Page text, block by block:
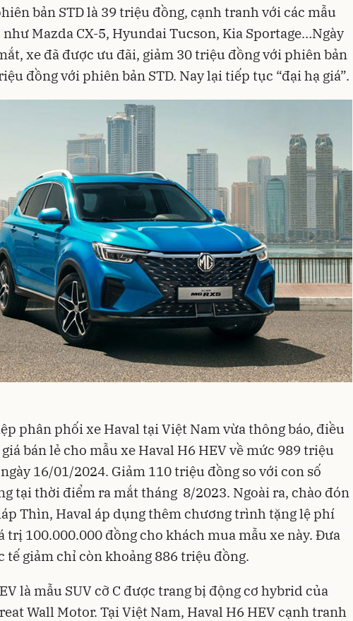
bản STD là 39 triệu đồng, cạnh tranh với các mẫu
như Mazda CX-5, Hyundai Tucson, Kia Sportage…Ngày
xe đã được ưu đãi, giảm 30 triệu đồng với phiên bản
đồng với phiên bản STD. Nay lại tiếp tục “đại hạ giá”.
phân phối xe Haval tại Việt Nam vừa thông báo, điều
bán lẻ cho mẫu xe Haval H6 HEV về mức 989 triệu
16/01/2024. Giảm 110 triệu đồng so với con số
tại thời điểm ra mắt tháng 8/2023. Ngoài ra, chào đón
Thìn, Haval áp dụng thêm chương trình tặng lệ phí
trị 100.000.000 đồng cho khách mua mẫu xe này. Đưa
tế giảm chỉ còn khoảng 886 triệu đồng.
là mẫu SUV cỡ C được trang bị động cơ hybrid của
Wall Motor. Tại Việt Nam, Haval H6 HEV cạnh tranh